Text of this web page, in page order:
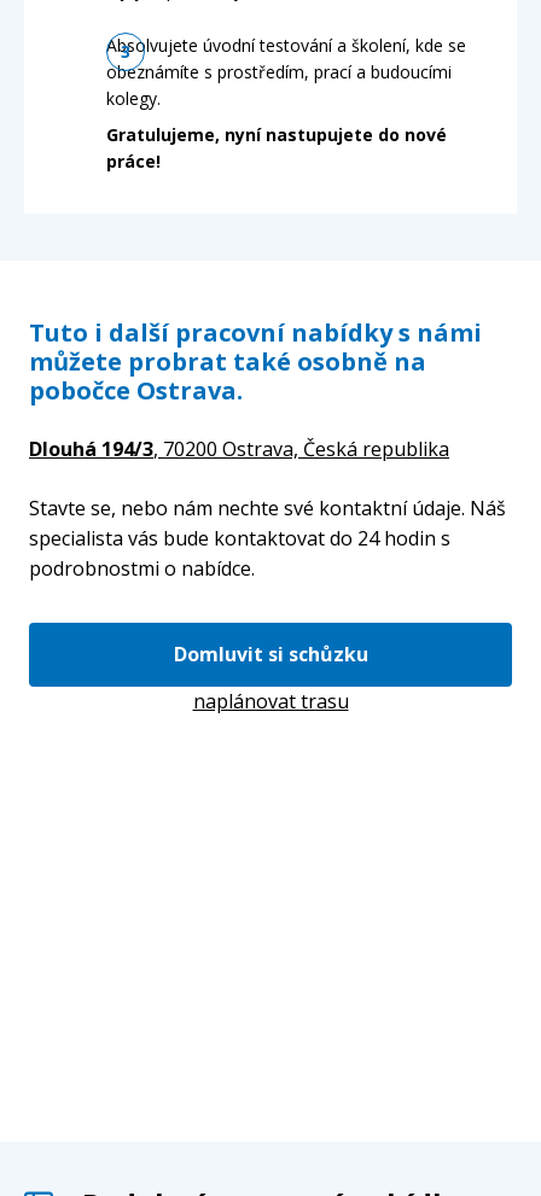
Absolvujete úvodní testování a školení, kde se
obeznámíte s prostředím, prací a budoucími
kolegy.
Gratulujeme, nyní nastupujete do nové
práce!
Tuto i další pracovní nabídky s námi
můžete probrat také osobně na
pobočce Ostrava.
Dlouhá 194/3, 70200 Ostrava, Česká republika
Stavte se, nebo nám nechte své kontaktní údaje. Náš
specialista vás bude kontaktovat do 24 hodin s
podrobnostmi o nabídce.
Domluvit si schůzku
naplánovat trasu